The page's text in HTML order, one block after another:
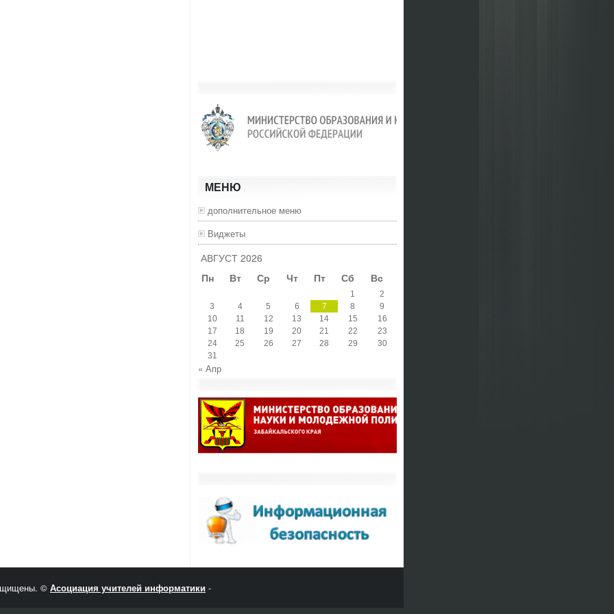
МЕНЮ
дополнительное меню
Виджеты
АВГУСТ 2026
Пн
Вт Ср Чт Пт Сб Вс
1
2
3
4 5 6 7 8
9
10
11 12 13 14 15
16
17
18 19 20 21 22
23
24
25 26 27 28 29
30
31
« Апр
© Асоциация учителей информатики -